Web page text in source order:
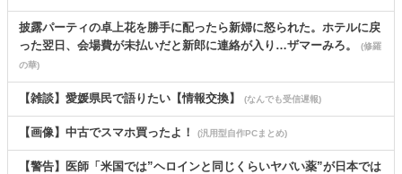
披露パーティの卓上花を勝手に配ったら新婦に怒られた。ホテルに戻
った翌日、会場費が未払いだと新郎に連絡が入り…ザマーみろ。
(修羅
の華)
【雑談】愛媛県民で語りたい【情報交換】 (なんでも受信遅報)
【画像】中古でスマホ買ったよ！ (汎用型自作PCまとめ)
【警告】医師「米国では”ヘロインと同じくらいヤバい薬”が日本では